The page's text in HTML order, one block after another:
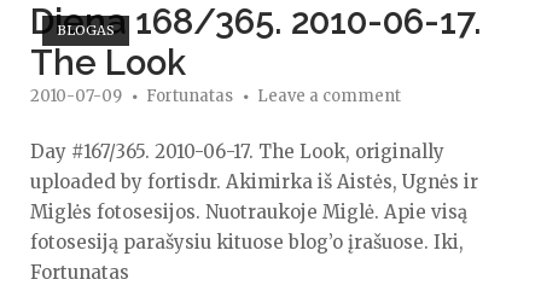
Kauno
botanikos
sode"
BLOGAS
Diena 168/365. 2010-06-17.
The Look
2010-07-09 Fortunatas Leave a comment
Day #167/365. 2010-06-17. The Look, originally
uploaded by fortisdr. Akimirka iš Aistės, Ugnės ir
Miglės fotosesijos. Nuotraukoje Miglė. Apie visą
fotosesiją parašysiu kituose blog’o įrašuose. Iki,
Fortunatas